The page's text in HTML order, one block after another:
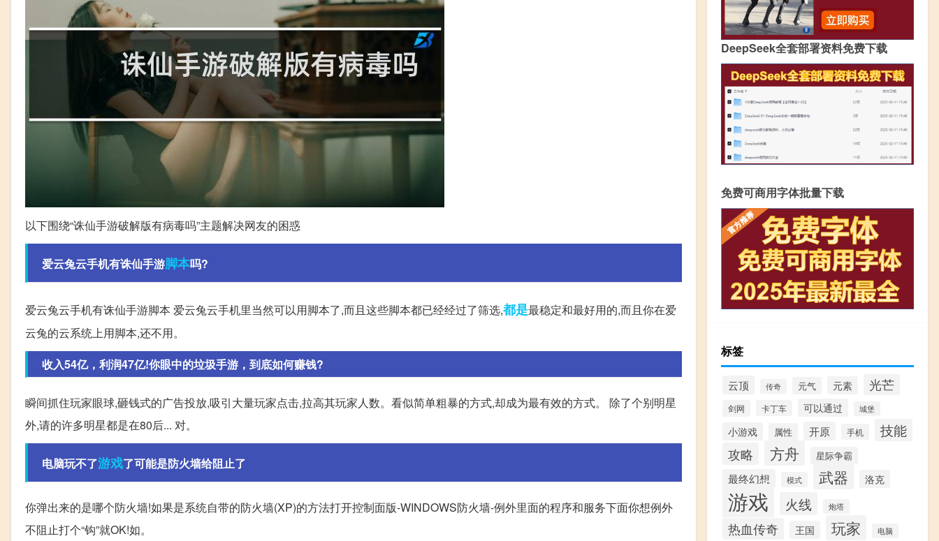
以下围绕“诛仙手游破解版有病毒吗”主题解决网友的困惑
爱云兔云手机有诛仙手游脚本吗?
爱云兔云手机有诛仙手游脚本 爱云兔云手机里当然可以用脚本了,而且这些脚本都已经经过了筛选,都是最稳定和最好用的,而且你在爱
云兔的云系统上用脚本,还不用。
收入54亿，利润47亿!你眼中的垃圾手游，到底如何赚钱?
瞬间抓住玩家眼球,砸钱式的广告投放,吸引大量玩家点击,拉高其玩家人数。看似简单粗暴的方式,却成为最有效的方式。 除了个别明星
外,请的许多明星都是在80后... 对。
电脑玩不了游戏了可能是防火墙给阻止了
你弹出来的是哪个防火墙!如果是系统自带的防火墙(XP)的方法打开控制面版-WINDOWS防火墙-例外里面的程序和服务下面你想例外
不阻止打个“钩”就OK!如。
DeepSeek全套部署资料免费下载
免费可商用字体批量下载
标签
云顶 传奇 元气 元素 光芒
剑网 卡丁车 可以通过 城堡
小游戏 属性 开原 手机
技能
攻略
方舟 星际争霸
最终幻想 模式 武器 洛克
游戏 火线 炮塔
热血传奇 王国 玩家 电脑